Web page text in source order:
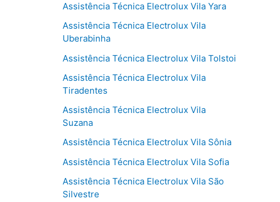
Assistência Técnica Electrolux Vila Yara
Assistência Técnica Electrolux Vila
Uberabinha
Assistência Técnica Electrolux Vila Tolstoi
Assistência Técnica Electrolux Vila
Tiradentes
Assistência Técnica Electrolux Vila
Suzana
Assistência Técnica Electrolux Vila Sônia
Assistência Técnica Electrolux Vila Sofia
Assistência Técnica Electrolux Vila São
Silvestre